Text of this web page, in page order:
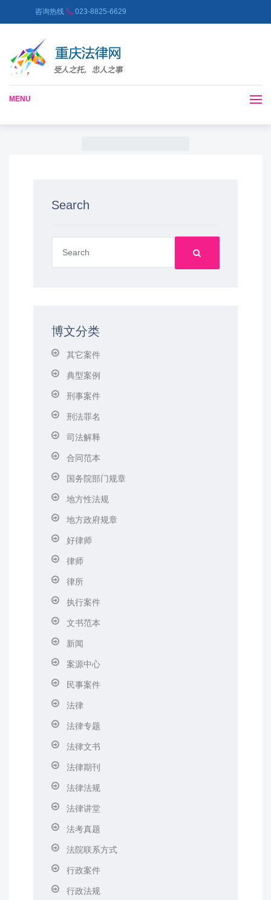
咨询热线 023-8825-6629
MENU
Search
博文分类
其它案件
典型案例
刑事案件
刑法罪名
司法解释
合同范本
国务院部门规章
地方性法规
地方政府规章
好律师
律师
律所
执行案件
文书范本
新闻
案源中心
民事案件
法律
法律专题
法律文书
法律期刊
法律法规
法律讲堂
法考真题
法院联系方式
行政案件
行政法规